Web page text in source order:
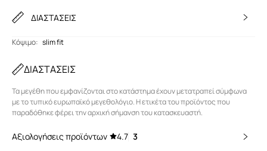
ΔΙΑΣΤΑΣΕΙΣ
Κόψιμο: slim fit
ΔΙΑΣΤΑΣΕΙΣ
Τα μεγέθη που εμφανίζονται στο κατάστημα έχουν μετατραπεί σύμφωνα
με το τυπικό ευρωπαϊκό μεγεθολόγιο. Η ετικέτα του προϊόντος που
παραδόθηκε φέρει την αρχική σήμανση του κατασκευαστή.
Αξιολογήσεις προϊόντων 4.7 3